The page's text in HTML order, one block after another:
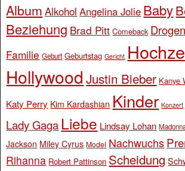
Album Alkohol Angelina Jolie Baby
Beziehung Brad Pitt Comeback Drogen
Familie Geburt Geburtstag Gericht
Hollywood Justin Bieber Kanye
Katy Perry Kim Kardashian Kinder Konzert
Lady Gaga Liebe Lindsay Lohan
Jackson Miley Cyrus Model Nachwuchs
Rihanna Robert Pattinson Scheidung